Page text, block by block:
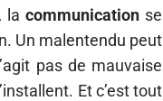
, la communicationse
Un malentendu peut
pas de mauvaise
Et c’est tout